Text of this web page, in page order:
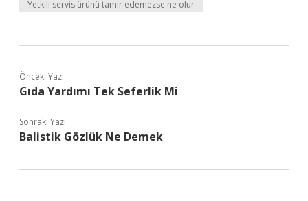
Yetkili servis ürünü tamir edemezse ne olur
Önceki Yazı
Gıda Yardımı Tek Seferlik Mi
Sonraki Yazı
Balistik Gözlük Ne Demek